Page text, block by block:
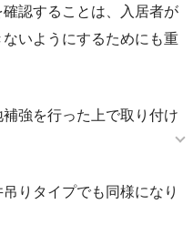
認することは、入居者が
いようにするためにも重
強を行った上で取り付け
りタイプでも同様になり